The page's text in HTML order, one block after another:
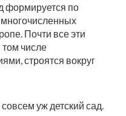
формируется по
Почти все эти
числе
строятся вокруг
уж детский сад.